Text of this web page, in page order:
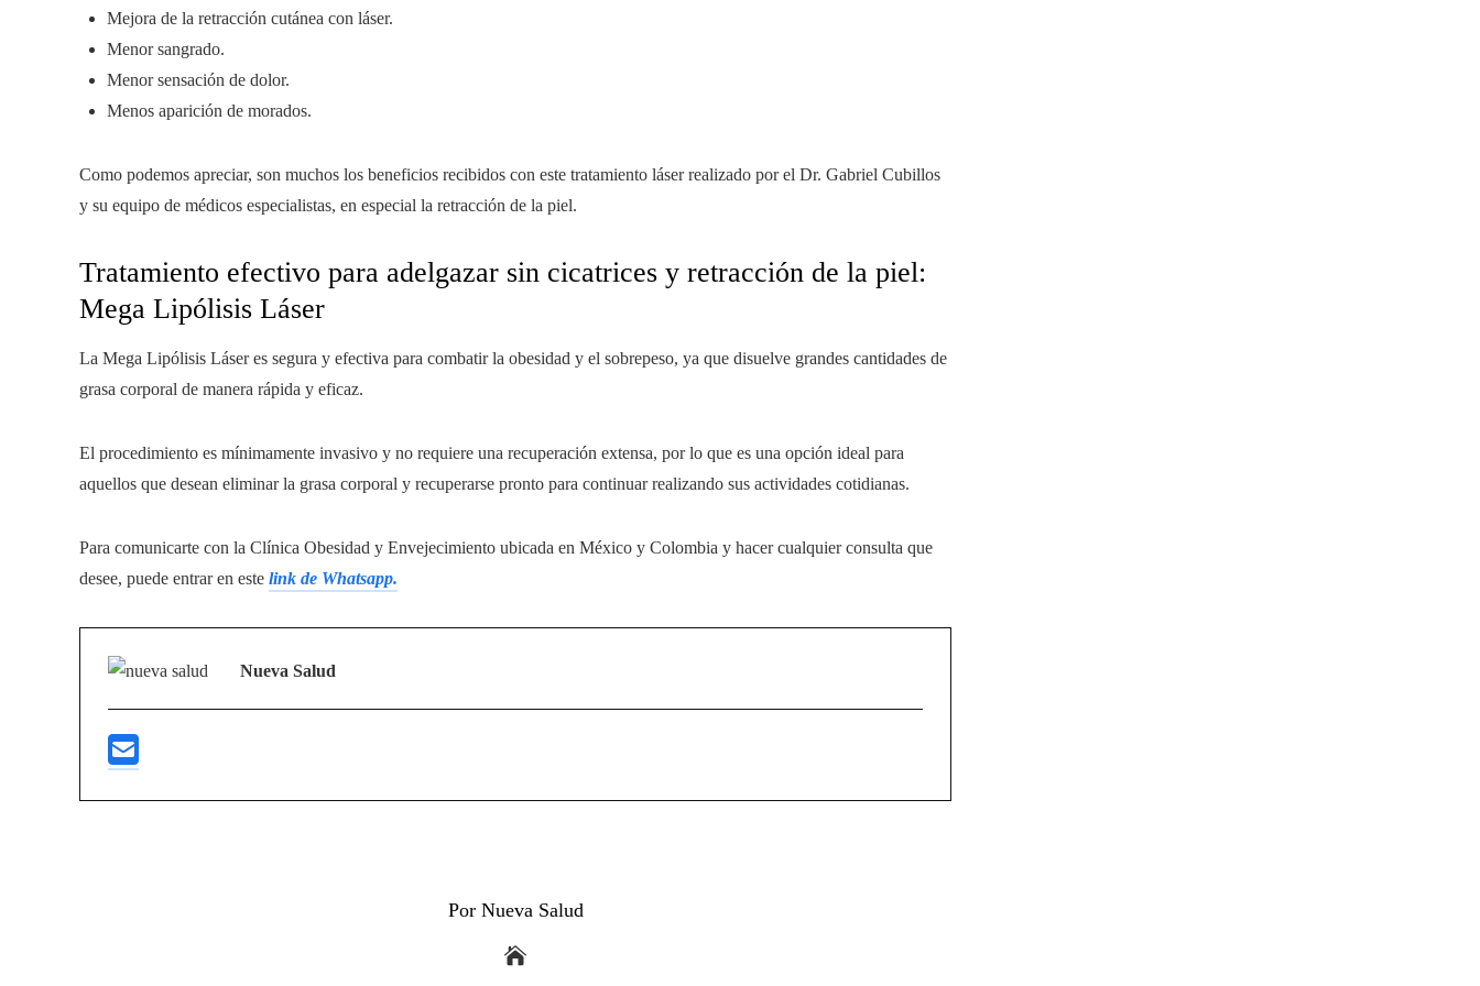
Mejora de la retracción cutánea con láser.
Menor sangrado.
Menor sensación de dolor.
Menos aparición de morados.
Como podemos apreciar, son muchos los beneficios recibidos con este tratamiento láser realizado por el Dr. Gabriel Cubillos
y su equipo de médicos especialistas, en especial la retracción de la piel.
Tratamiento efectivo para adelgazar sin cicatrices y retracción de la piel:
Mega Lipólisis Láser
La Mega Lipólisis Láser es segura y efectiva para combatir la obesidad y el sobrepeso, ya que disuelve grandes cantidades de
grasa corporal de manera rápida y eficaz.
El procedimiento es mínimamente invasivo y no requiere una recuperación extensa, por lo que es una opción ideal para
aquellos que desean eliminar la grasa corporal y recuperarse pronto para continuar realizando sus actividades cotidianas.
Para comunicarte con la Clínica Obesidad y Envejecimiento ubicada en México y Colombia y hacer cualquier consulta que
desee, puede entrar en este link de Whatsapp.
Nueva Salud
Por Nueva Salud